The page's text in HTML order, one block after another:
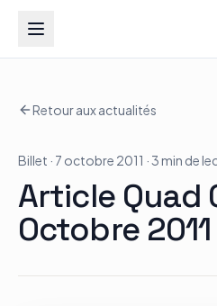
Accueil
RZR
ATV
RGR
Retour aux actualités
Billet · 7 octobre 2011 · 3 min de
Article Quad
Octobre